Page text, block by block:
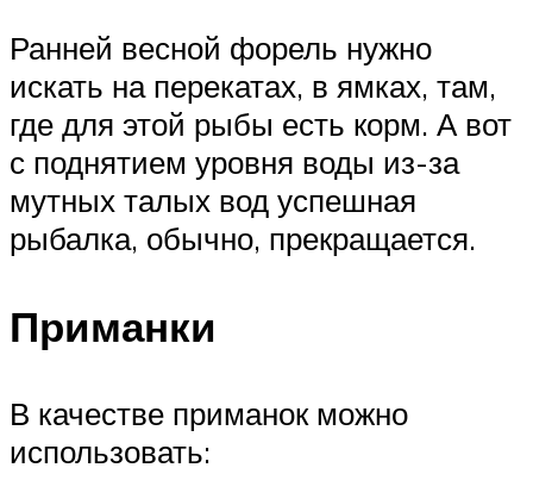
Ранней весной форель нужно
искать на перекатах, в ямках, там,
где для этой рыбы есть корм. А вот
с поднятием уровня воды из-за
мутных талых вод успешная
рыбалка, обычно, прекращается.
Приманки
В качестве приманок можно
использовать: